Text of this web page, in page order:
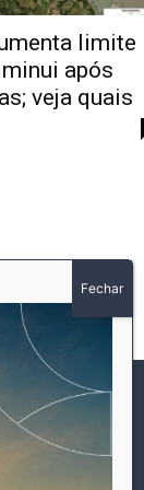
limite
após
veja quais